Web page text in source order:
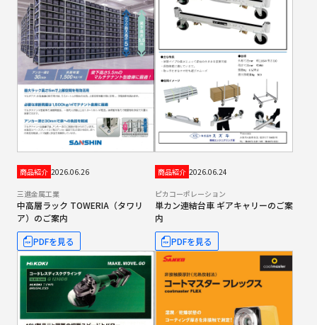
商品紹介 2026.06.26
三進金属工業
中高層ラック TOWERIA（タワリ
ア）のご案内
PDFを見る
商品紹介 2026.06.24
ピカコーポレーション
単カン連結台車 ギアキャリーのご案
内
PDFを見る